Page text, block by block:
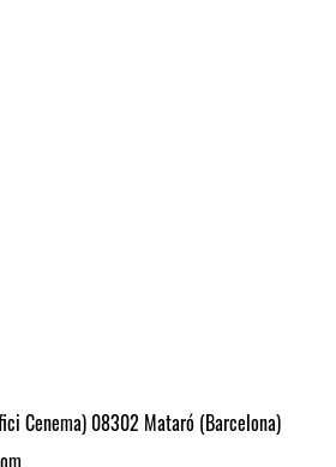
Cenema) 08302 Mataró (Barcelona)